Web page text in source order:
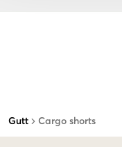
Gutt Cargo shorts